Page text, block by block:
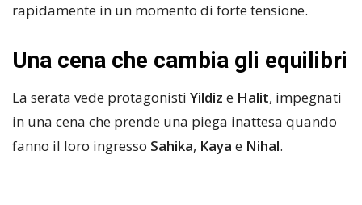
rapidamente in un momento di forte tensione.
Una cena che cambia gli equilibri
La serata vede protagonisti Yildiz e Halit, impegnati
in una cena che prende una piega inattesa quando
fanno il loro ingresso Sahika, Kaya e Nihal.